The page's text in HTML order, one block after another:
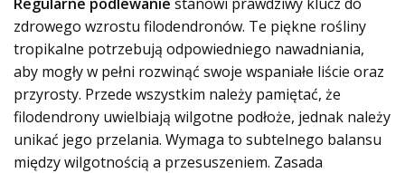
zdrowego wzrostu filodendronów. Te piękne rośliny
tropikalne potrzebują odpowiedniego nawadniania,
aby mogły w pełni rozwinąć swoje wspaniałe liście oraz
przyrosty. Przede wszystkim należy pamiętać, że
filodendrony uwielbiają wilgotne podłoże, jednak należy
unikać jego przelania. Wymaga to subtelnego balansu
między wilgotnością a przesuszeniem. Zasada